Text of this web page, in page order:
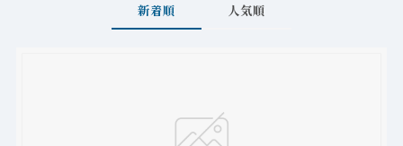
新着順 人気順